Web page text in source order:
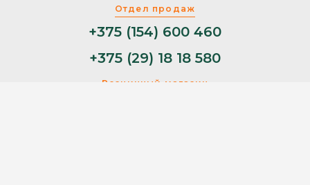
Отдел продаж
+375 (154) 600 460
+375 (29) 18 18 580
Розничный магазин